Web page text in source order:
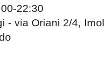
22:30
- via Oriani 2/4,